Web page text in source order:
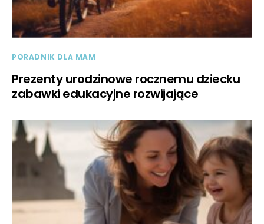
PORADNIK DLA MAM
Prezenty urodzinowe rocznemu dziecku
zabawki edukacyjne rozwijające